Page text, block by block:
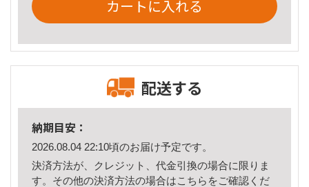
カートに入れる
配送する
納期目安：
2026.08.04 22:10頃のお届け予定です。
決済方法が、クレジット、代金引換の場合に限りま
す。その他の決済方法の場合はこちら をご確認くだ